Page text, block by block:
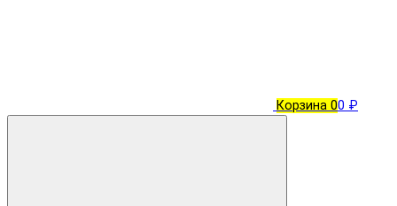
Корзина 00 ₽